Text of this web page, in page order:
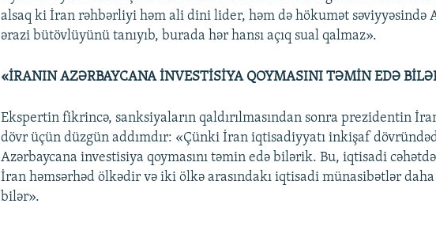
alsaq ki İran rəhbərliyi həm ali dini lider, həm də hökumət səviyyəsində
ərazi bütövlüyünü tanıyıb, burada hər hansı açıq sual qalmaz».
«İRANIN AZƏRBAYCANA İNVESTİSİYA QOYMASINI TƏMİN EDƏ
Ekspertin fikrincə, sanksiyaların qaldırılmasından sonra prezidentin
dövr üçün düzgün addımdır: «Çünki İran iqtisadiyyatı inkişaf
Azərbaycana investisiya qoymasını təmin edə bilərik. Bu, iqtisadi
İran həmsərhəd ölkədir və iki ölkə arasındakı iqtisadi münasibətlər
bilər».